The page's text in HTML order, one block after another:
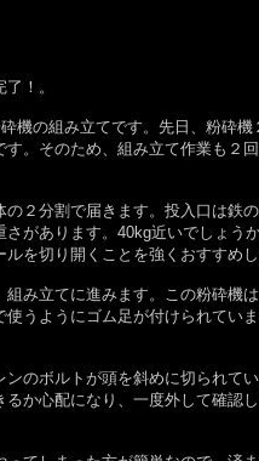
！。
機の組み立てです。先日、粉砕
。そのため、組み立て作業も２
２分割で届きます。投入口は鉄
があります。40kg近いでしょう
を切り開くことを強くおすすめし
み立てに進みます。この粉砕機
うようにゴム足が付けられてい
のボルトが頭を斜めに切られて
か心配になり、一度外して確認